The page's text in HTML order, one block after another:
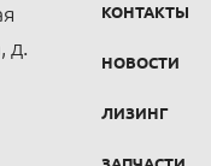
д.
КОНТАКТЫ
НОВОСТИ
ЛИЗИНГ